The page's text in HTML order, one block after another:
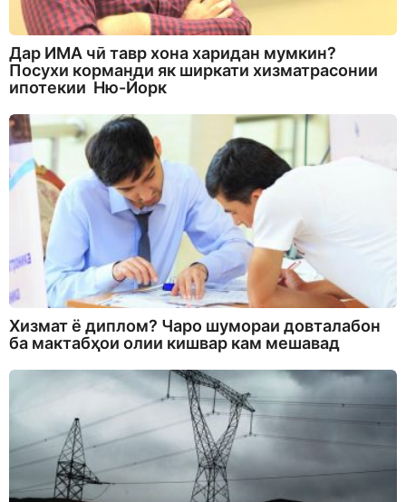
Дар ИМА чӣ тавр хона харидан мумкин?
Посухи корманди як ширкати хизматрасонии
ипотекии Ню-Йорк
Хизмат ё диплом? Чаро шумораи довталабон
ба мактабҳои олии кишвар кам мешавад